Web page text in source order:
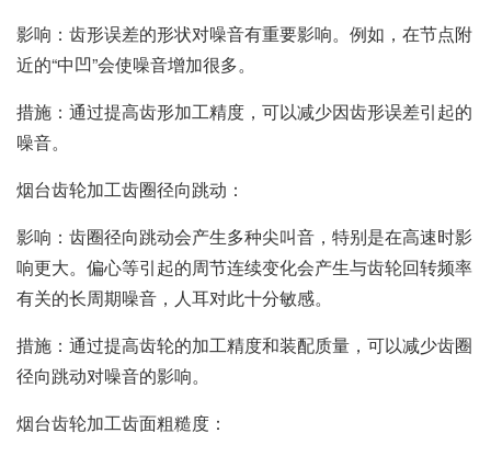
影响：齿形误差的形状对噪音有重要影响。例如，在节点附
近的“中凹”会使噪音增加很多。
措施：通过提高齿形加工精度，可以减少因齿形误差引起的
噪音。
烟台齿轮加工齿圈径向跳动：
影响：齿圈径向跳动会产生多种尖叫音，特别是在高速时影
响更大。偏心等引起的周节连续变化会产生与齿轮回转频率
有关的长周期噪音，人耳对此十分敏感。
措施：通过提高齿轮的加工精度和装配质量，可以减少齿圈
径向跳动对噪音的影响。
烟台齿轮加工齿面粗糙度：